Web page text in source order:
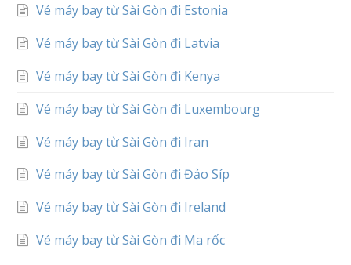
Vé máy bay từ Sài Gòn đi Estonia
Vé máy bay từ Sài Gòn đi Latvia
Vé máy bay từ Sài Gòn đi Kenya
Vé máy bay từ Sài Gòn đi Luxembourg
Vé máy bay từ Sài Gòn đi Iran
Vé máy bay từ Sài Gòn đi Đảo Síp
Vé máy bay từ Sài Gòn đi Ireland
Vé máy bay từ Sài Gòn đi Ma rốc